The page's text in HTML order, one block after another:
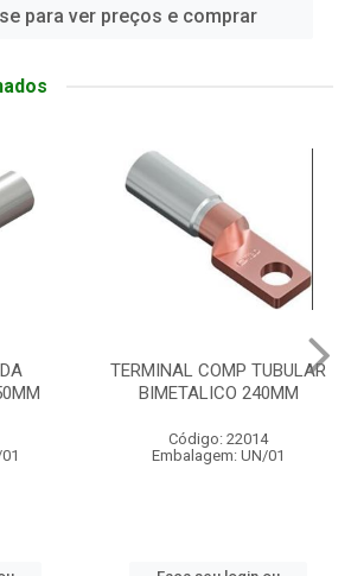
para ver preços e comprar
01
TERMINAL COMP TUBULAR
BIMETALICO 150MM
Código: 22013
Embalagem: UN/01